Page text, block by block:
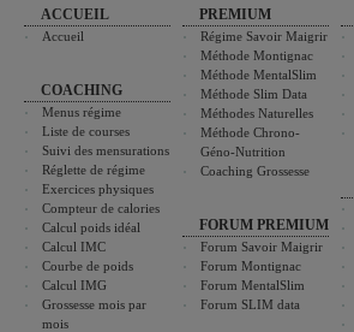
ACCUEIL
Accueil
COACHING
Menus régime
Liste de courses
Suivi des mensurations
Réglette de régime
Exercices physiques
Compteur de calories
Calcul poids idéal
Calcul IMC
Courbe de poids
Calcul IMG
Grossesse mois par
mois
PREMIUM
Régime Savoir Maigrir
Méthode Montignac
Méthode MentalSlim
Méthode Slim Data
Méthodes Naturelles
Méthode Chrono-
Géno-Nutrition
Coaching Grossesse
FORUM PREMIUM
Forum Savoir Maigrir
Forum Montignac
Forum MentalSlim
Forum SLIM data